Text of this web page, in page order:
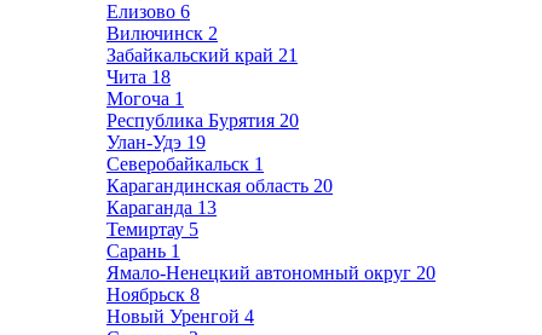
Елизово 6
Вилючинск 2
Забайкальский край 21
Чита 18
Могоча 1
Республика Бурятия 20
Улан-Удэ 19
Северобайкальск 1
Карагандинская область 20
Караганда 13
Темиртау 5
Сарань 1
Ямало-Ненецкий автономный округ 20
Ноябрьск 8
Новый Уренгой 4